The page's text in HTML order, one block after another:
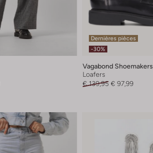
Dernières pièces
-30%
Vagabond Shoemakers
Loafers
€ 139,95 € 97,99